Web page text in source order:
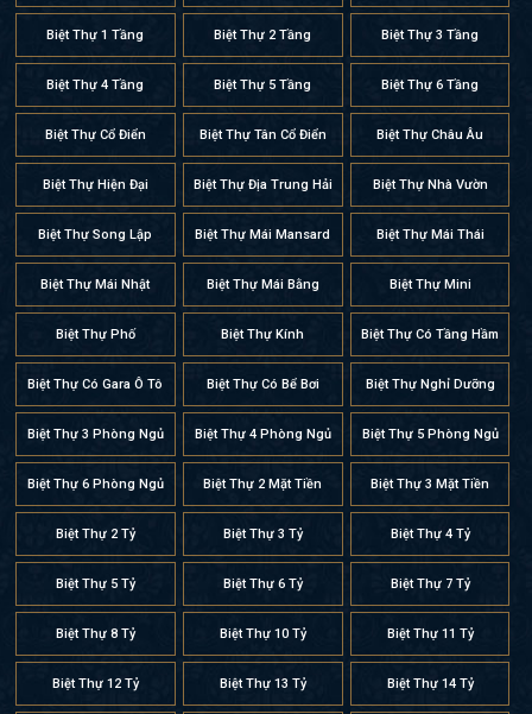
Biệt Thự 1 Tầng Biệt Thự 2 Tầng Biệt Thự 3 Tầng
Biệt Thự 4 Tầng Biệt Thự 5 Tầng Biệt Thự 6 Tầng
Biệt Thự Cổ Điển Biệt Thự Tân Cổ Điển Biệt Thự Châu Âu
Biệt Thự Hiện Đại Biệt Thự Địa Trung Hải Biệt Thự Nhà Vườn
Biệt Thự Song Lập Biệt Thự Mái Mansard Biệt Thự Mái Thái
Biệt Thự Mái Nhật Biệt Thự Mái Bằng Biệt Thự Mini
Biệt Thự Phố Biệt Thự Kính Biệt Thự Có Tầng Hầm
Biệt Thự Có Gara Ô Tô Biệt Thự Có Bể Bơi Biệt Thự Nghỉ Dưỡng
Biệt Thự 3 Phòng Ngủ Biệt Thự 4 Phòng Ngủ Biệt Thự 5 Phòng Ngủ
Biệt Thự 6 Phòng Ngủ Biệt Thự 2 Mặt Tiền Biệt Thự 3 Mặt Tiền
Biệt Thự 2 Tỷ Biệt Thự 3 Tỷ Biệt Thự 4 Tỷ
Biệt Thự 5 Tỷ Biệt Thự 6 Tỷ Biệt Thự 7 Tỷ
Biệt Thự 8 Tỷ Biệt Thự 10 Tỷ Biệt Thự 11 Tỷ
Biệt Thự 12 Tỷ Biệt Thự 13 Tỷ Biệt Thự 14 Tỷ